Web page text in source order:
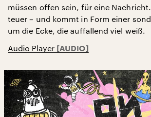
müssen offen sein, für eine
teuer – und kommt in Form einer
um die Ecke, die auffallend viel weiß.
Audio Player